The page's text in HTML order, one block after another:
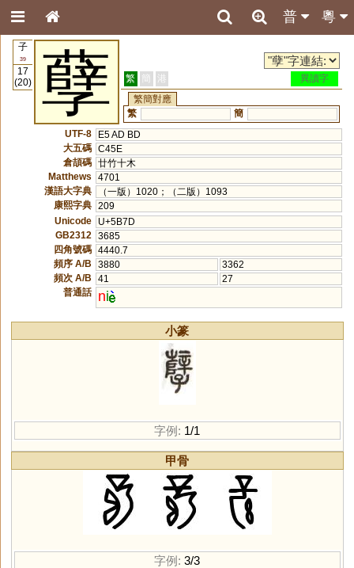
粵
普
子
39
17
(20)
孽 繁 簡 港
異讀字
繁簡對應
繁
簡
UTF-8
E5 AD BD
大五碼 C45E
倉頡碼 廿竹十木
Matthews
4701
漢語大字典
（一版）1020；（二版）1093
康熙字典 209
Unicode
U+5B7D
GB2312
3685
四角號碼 4440.7
頻序 A/B
3880
3362
頻次 A/B
41
27
普通話
ni
小篆
字例: 1/1
甲骨
字例: 3/3